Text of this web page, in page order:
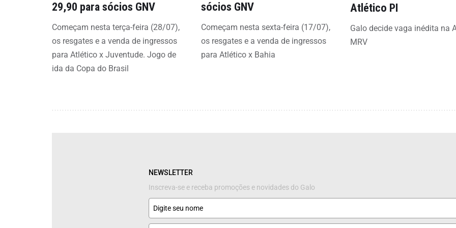
29,90 para sócios GNV
Começam nesta terça-feira (28/07),
os resgates e a venda de ingressos
para Atlético x Juventude. Jogo de
ida da Copa do Brasil
sócios GNV
Começam nesta sexta-feira (17/07),
os resgates e a venda de ingressos
para Atlético x Bahia
Atlético PI
Galo decide vaga inédita na
MRV
NEWSLETTER
Inscreva-se e receba promoções e novidades do Galo